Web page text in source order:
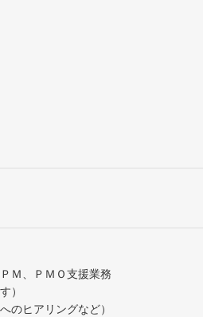
Ｍ、ＰＭＯ支援業務
）
のヒアリングなど）